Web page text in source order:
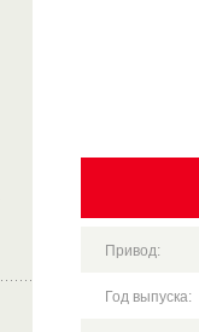
Привод:
Год выпуска: